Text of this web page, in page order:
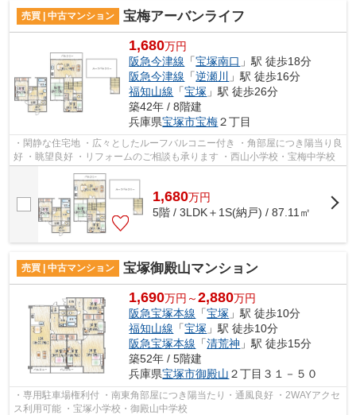
売買 | 中古マンション 宝梅アーバンライフ
1,680万円
阪急今津線 「宝塚南口 」駅 徒歩18分
阪急今津線 「逆瀬川
」駅 徒歩16分
福知山線 「宝塚 」駅 徒歩26分
築42年 / 8階建
兵庫県宝塚市宝梅２丁目
・閑静な住宅地 ・広々としたルーフバルコニー付き ・角部屋につき陽当り良
好 ・眺望良好 ・リフォームのご相談も承ります ・西山小学校・宝梅中学校
1,680万円
5階 / 3LDK＋1S(納戸) / 87.11㎡
売買 | 中古マンション 宝塚御殿山マンション
1,690万円～2,880万円
阪急宝塚本線 「宝塚 」駅 徒歩10分
福知山線 「宝塚 」駅 徒歩10分
阪急宝塚本線 「清荒神 」駅 徒歩15分
築52年 / 5階建
兵庫県宝塚市御殿山 ２丁目３１－５０
・専用駐車場権利付 ・南東角部屋につき陽当たり・通風良好 ・2WAYアクセ
ス利用可能 ・宝塚小学校・御殿山中学校